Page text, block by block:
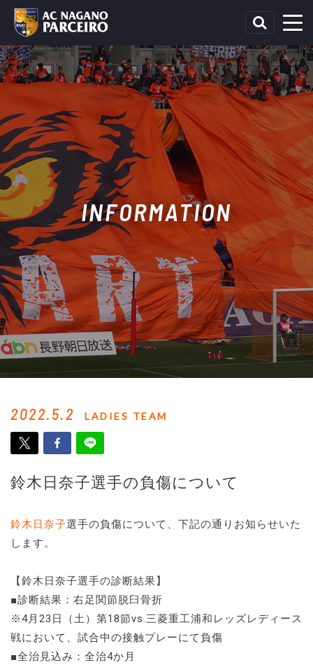
INFORMATION
2022.5.2 LADIES TEAM
鈴木日奈子選手の負傷について
鈴木日奈子選手の負傷について、下記の通りお知らせいた
します。
【鈴木日奈子選手の診断結果】
■診断結果：右足関節脱臼骨折
※4月23日（土）第18節vs.三菱重工浦和レッズレディース
戦において、試合中の接触プレーにて負傷
■全治見込み：全治4か月